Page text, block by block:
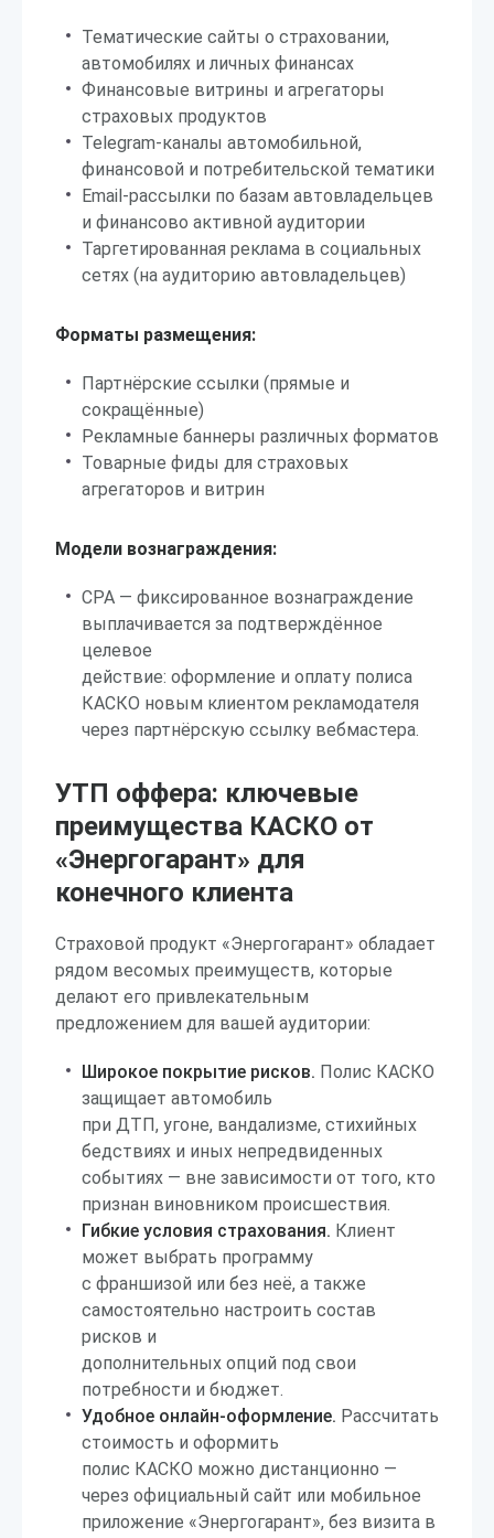
Тематические сайты о страховании,
автомобилях и личных финансах
Финансовые витрины и агрегаторы
страховых продуктов
Telegram-каналы автомобильной,
финансовой и потребительской тематики
Email-рассылки по базам автовладельцев
и финансово активной аудитории
Таргетированная реклама в социальных
сетях (на аудиторию автовладельцев)
Форматы размещения:
Партнёрские ссылки (прямые и
сокращённые)
Рекламные баннеры различных форматов
Товарные фиды для страховых
агрегаторов и витрин
Модели вознаграждения:
CPA — фиксированное вознаграждение
выплачивается за подтверждённое
целевое
действие: оформление и оплату полиса
КАСКО новым клиентом рекламодателя
через партнёрскую ссылку вебмастера.
УТП оффера: ключевые
преимущества КАСКО от
«Энергогарант» для
конечного клиента
Страховой продукт «Энергогарант» обладает
рядом весомых преимуществ, которые
делают его привлекательным
предложением для вашей аудитории:
Широкое покрытие рисков. Полис КАСКО
защищает автомобиль
при ДТП, угоне, вандализме, стихийных
бедствиях и иных непредвиденных
событиях — вне зависимости от того, кто
признан виновником происшествия.
Гибкие условия страхования. Клиент
может выбрать программу
с франшизой или без неё, а также
самостоятельно настроить состав
рисков и
дополнительных опций под свои
потребности и бюджет.
Удобное онлайн-оформление. Рассчитать
стоимость и оформить
полис КАСКО можно дистанционно —
через официальный сайт или мобильное
приложение «Энергогарант», без визита в